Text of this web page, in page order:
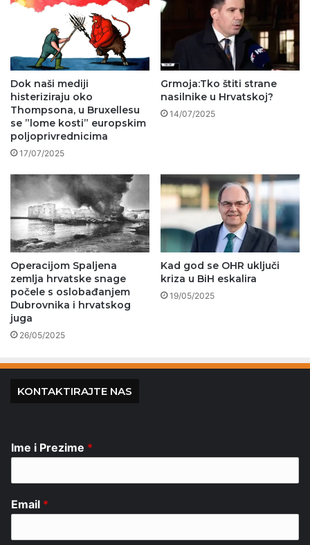
Dok naši mediji
histeriziraju oko
Thompsona, u Bruxellesu
se ”lome kosti” europskim
poljoprivrednicima
17/07/2025
Grmoja:Tko štiti strane
nasilnike u Hrvatskoj?
14/07/2025
Operacijom Spaljena
zemlja hrvatske snage
počele s oslobađanjem
Dubrovnika i hrvatskog
juga
26/05/2025
Kad god se OHR uključi
kriza u BiH eskalira
19/05/2025
KONTAKTIRAJTE NAS
Ime i Prezime *
Email *